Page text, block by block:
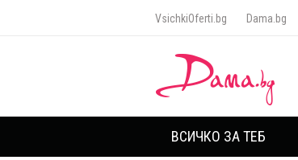
VsichkiOferti.bg Dama.bg
ВСИЧКО ЗА ТЕБ